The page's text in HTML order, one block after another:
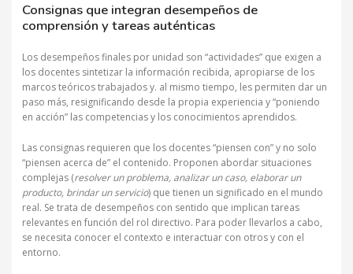
Consignas que integran desempeños de
comprensión y tareas auténticas
Los desempeños finales por unidad son “actividades” que exigen a
los docentes sintetizar la información recibida, apropiarse de los
marcos teóricos trabajados y. al mismo tiempo, les permiten dar un
paso más, resignificando desde la propia experiencia y “poniendo
en acción” las competencias y los conocimientos aprendidos.
Las consignas requieren que los docentes “piensen con” y no solo
“piensen acerca de” el contenido. Proponen abordar situaciones
complejas (resolver un problema, analizar un caso, elaborar un
producto, brindar un servicio) que tienen un significado en el mundo
real. Se trata de desempeños con sentido que implican tareas
relevantes en función del rol directivo. Para poder llevarlos a cabo,
se necesita conocer el contexto e interactuar con otros y con el
entorno.